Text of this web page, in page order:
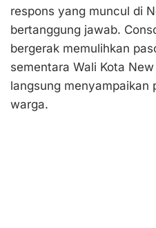
respons yang muncul di
bertanggung jawab.
bergerak memulihkan
sementara Wali Kota
langsung menyampaikan
warga.